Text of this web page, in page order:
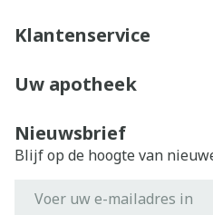
Klantenservice
Uw apotheek
Nieuwsbrief
Blijf op de hoogte van